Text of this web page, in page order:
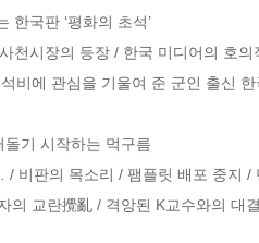
한국판 ‘평화의 초석’
사천시장의 등장 / 한국 미디어의 호
비에 관심을 기울여 준 군인 출신
돌기 시작하는 먹구름
비판의 목소리 / 팸플릿 배포 중지 /
의 교란攪亂 / 격앙된 K교수와의 대